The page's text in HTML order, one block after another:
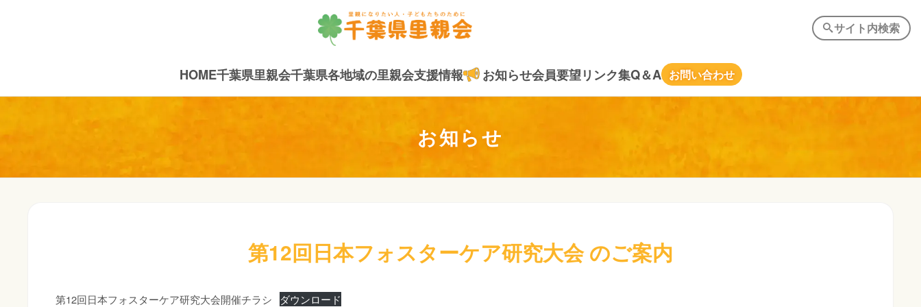
サイト内検索
HOME千葉県里親会千葉県各地域の里親会支援情報 お知らせ会員要望リンク集Q＆A お問い合わせ
お知らせ
第12回日本フォスターケア研究大会 のご案内
第12回日本フォスターケア研究大会開催チラシ ダウンロード